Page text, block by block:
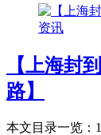
资讯
【上海封
路】
本文目录一览：